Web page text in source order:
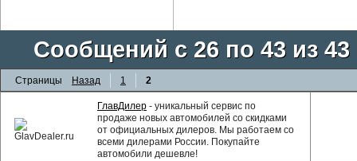
Сообщений с 26 по 43 из 43
Страницы Назад 1 2
ГлавДилер - уникальный сервис по
продаже новых автомобилей со скидками
от официальных дилеров. Мы работаем со
всеми дилерами России. Покупайте
автомобили дешевле!